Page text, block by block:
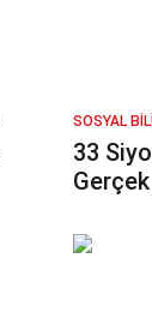
SOSYAL
33
Gerçek